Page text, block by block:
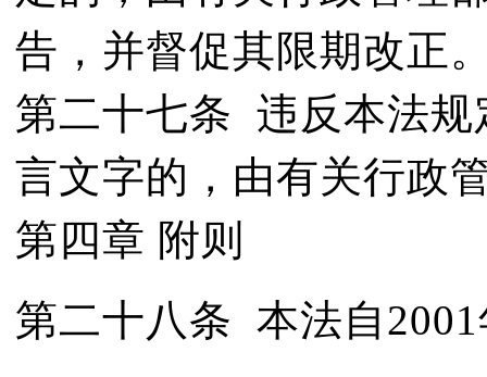
告，并督促其限期改正
第二十七条 违反本法规
言文字的，由有关行政
第四章 附则
第二十八条 本法自